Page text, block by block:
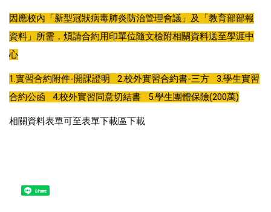
因應校內「新型冠狀病毒肺炎防治管理會議」及「教育部部報
資料」所需，煩請合約用印單位隨文檢附相關資料送至學涯中
心
1.實習合約附件-開課證明 2.校外實習合約書-三方 3.學生實習
合約公函 4.校外實習同意切結書 5.學生團體保險(200萬)
相關資料表單可至表單下載區下載
Share